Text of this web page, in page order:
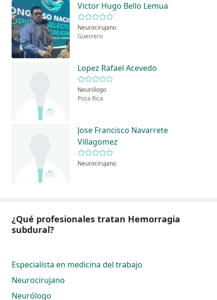
Victor Hugo Bello Lemua
Neurocirujano
Guerrero
Lopez Rafael Acevedo
Neurólogo
Poza Rica
Jose Francisco Navarrete
Villagomez
Neurocirujano
¿Qué profesionales tratan Hemorragia
subdural?
Especialista en medicina del trabajo
Neurocirujano
Neurólogo